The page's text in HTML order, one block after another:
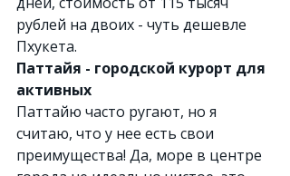
рублей на двоих - чуть дешевле
Пхукета.
Паттайя - городской курорт для
активных
Паттайю часто ругают, но я
считаю, что у нее есть свои
преимущества! Да, море в центре